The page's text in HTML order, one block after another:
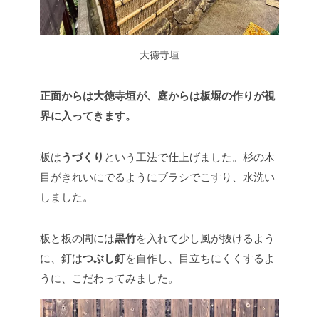
大徳寺垣
正面からは大徳寺垣が、 庭からは板塀の作りが視
界に入ってきます。
板はうづくり という工法で仕上げました。杉の木
目がきれいにでるようにブラシでこすり、水洗い
しました。
板と板の間には黒竹を入れて少し風が抜けるよう
に、釘はつぶし釘を自作し、目立ちにくくするよ
うに、こだわってみました。